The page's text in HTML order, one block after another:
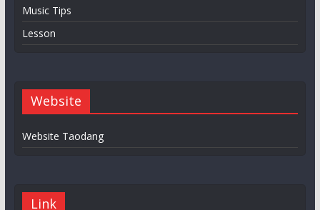
Music Tips
Lesson
Website
Website Taodang
Link